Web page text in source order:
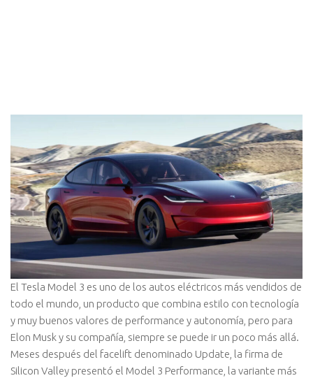
El Tesla Model 3 es uno de los autos eléctricos más vendidos de
todo el mundo, un producto que combina estilo con tecnología
y muy buenos valores de performance y autonomía, pero para
Elon Musk y su compañía, siempre se puede ir un poco más allá.
Meses después del facelift denominado Update, la firma de
Silicon Valley presentó el Model 3 Performance, la variante más